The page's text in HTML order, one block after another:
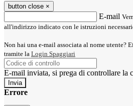
button close ×
E-mail
all'indirizzo indicato con le istruzioni
Non hai una e-mail associata al nome utente?
tramite la Login Spaggiari
E-mail inviata, si prega di controllare la
Errore